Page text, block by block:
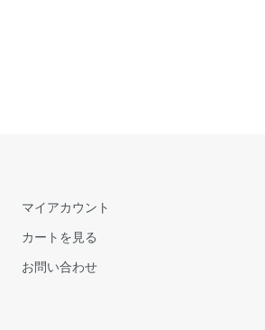
マイアカウント
カートを見る
お問い合わせ